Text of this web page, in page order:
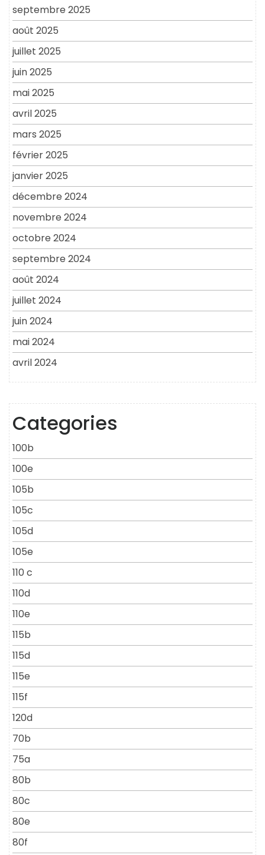
septembre 2025
août 2025
juillet 2025
juin 2025
mai 2025
avril 2025
mars 2025
février 2025
janvier 2025
décembre 2024
novembre 2024
octobre 2024
septembre 2024
août 2024
juillet 2024
juin 2024
mai 2024
avril 2024
Categories
100b
100e
105b
105c
105d
105e
110 c
110d
110e
115b
115d
115e
115f
120d
70b
75a
80b
80c
80e
80f